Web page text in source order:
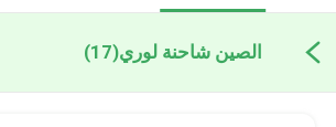
الصين شاحنة لوري(17)